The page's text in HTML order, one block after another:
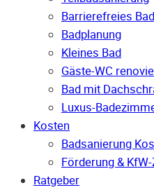
Barrierefreies Bad
Badplanung
Kleines Bad
Gäste-WC
Bad mit
Luxus-
Kosten
Badsanierung
Förderung &
Ratgeber